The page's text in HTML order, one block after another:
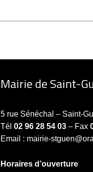
Mairie de Saint-
5 rue Sénéchal – Saint-
Tél02 96 28 54 03 – Fax
Email : mairie-
Horaires d’ouverture